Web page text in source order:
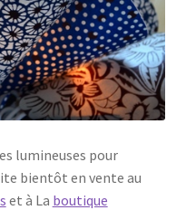
lumineuses pour
bientôt en vente au
et à La boutique